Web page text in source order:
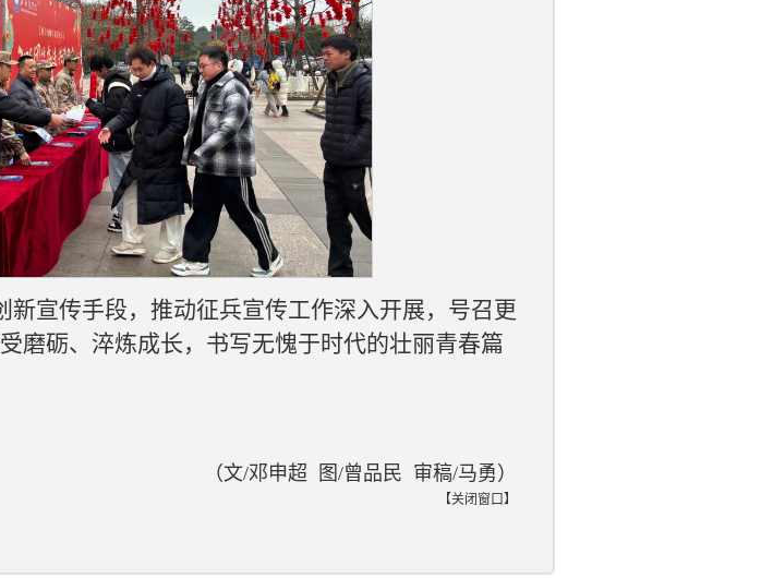
宣传手段，推动征兵宣传工作深入开展，号召更
磨砺、淬炼成长，书写无愧于时代的壮丽青春篇
（文/邓申超 图/曾品民 审稿/马勇）
【关闭窗口】